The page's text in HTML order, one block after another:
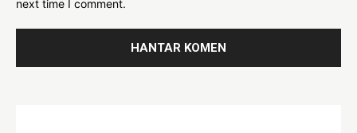
next time I comment.